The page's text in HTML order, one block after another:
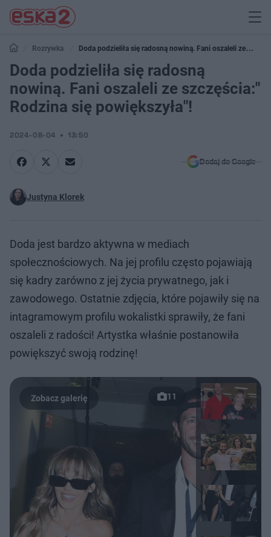
Rozrywka
Doda podzieliła się radosną nowiną. Fani oszaleli ze
szczęścia:" Rodzina się powiększyła"!
Doda podzieliła się radosną
nowiną. Fani oszaleli ze szczęścia:"
Rodzina się powiększyła"!
2024-08-04 13:50
Dodaj do Google
Justyna Klorek
Doda jest bardzo aktywna w mediach
społecznościowych. Na jej profilu często pojawiają
się kadry zarówno z jej życia prywatnego, jak i
zawodowego. Ostatnie zdjęcia, które pojawiły się na
intagramowym profilu wokalistki sprawiły, że fani
oszaleli z radości! Artystka właśnie postanowiła
powiększyć swoją rodzinę!
11